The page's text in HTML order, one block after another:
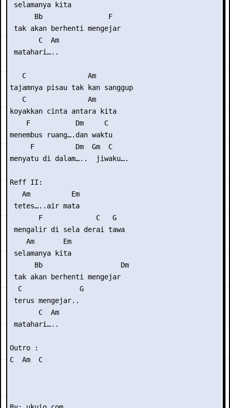
selamanya kita
      Bb                F
tak akan berhenti mengejar
       C  Am
matahari…..
   C               Am
tajamnya pisau tak kan sanggup
   C               Am
koyakkan cinta antara kita
    F           Dm     C
menembus ruang….dan waktu
     F          Dm  Gm  C
menyatu di dalam…..  jiwaku….
Reff II:
   Am          Em
tetes…..air mata
       F             C   G
mengalir di sela derai tawa
    Am       Em
selamanya kita
      Bb                   Dm
tak akan berhenti mengejar
  C              G
terus mengejar..
       C  Am
matahari…..
Outro :
C  Am  C